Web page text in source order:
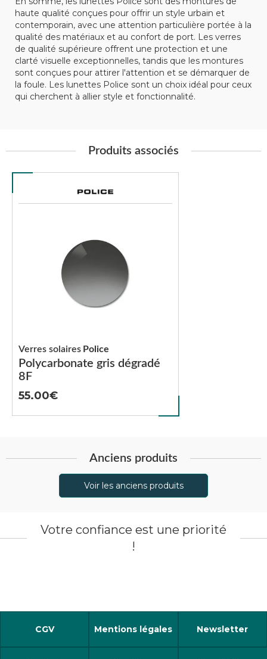
haute qualité conçues pour offrir un style urbain et
contemporain, avec une attention particulière portée à la
qualité des matériaux et au confort de port. Les verres
de qualité supérieure offrent une protection et une
clarté visuelle exceptionnelles, tandis que les montures
sont conçues pour attirer l'attention et se démarquer de
la foule. Les lunettes Police sont un choix idéal pour ceux
qui cherchent à allier style et fonctionnalité.
Produits associés
Polycarbonate gris dégradé
8F
Verres solaires Police
55.00
Anciens produits
Voir les anciens produits
Votre confiance est une priorité
!
CGV Mentions légales Newsletter